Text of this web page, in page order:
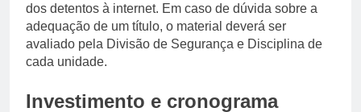
dos detentos à internet. Em caso de dúvida sobre a
adequação de um título, o material deverá ser
avaliado pela Divisão de Segurança e Disciplina de
cada unidade.
Investimento e cronograma